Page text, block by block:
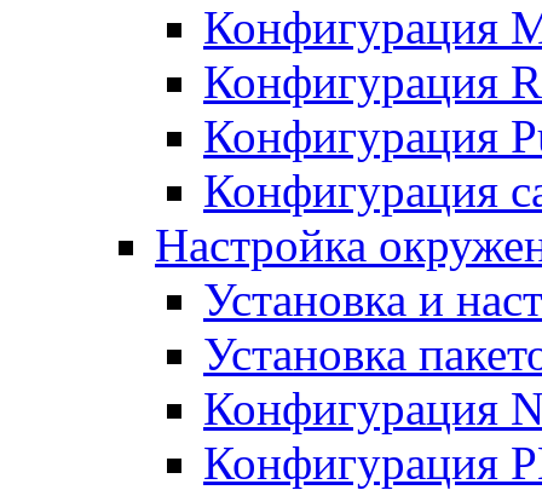
Конфигурация
Конфигурация
Конфигурация
Конфигурация
Настройка
Установка и
Установка
Конфигурация
Конфигурация